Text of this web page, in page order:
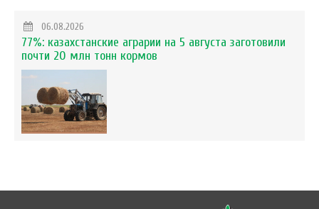
06.08.2026
77%: казахстанские аграрии на 5 августа заготовили
почти 20 млн тонн кормов